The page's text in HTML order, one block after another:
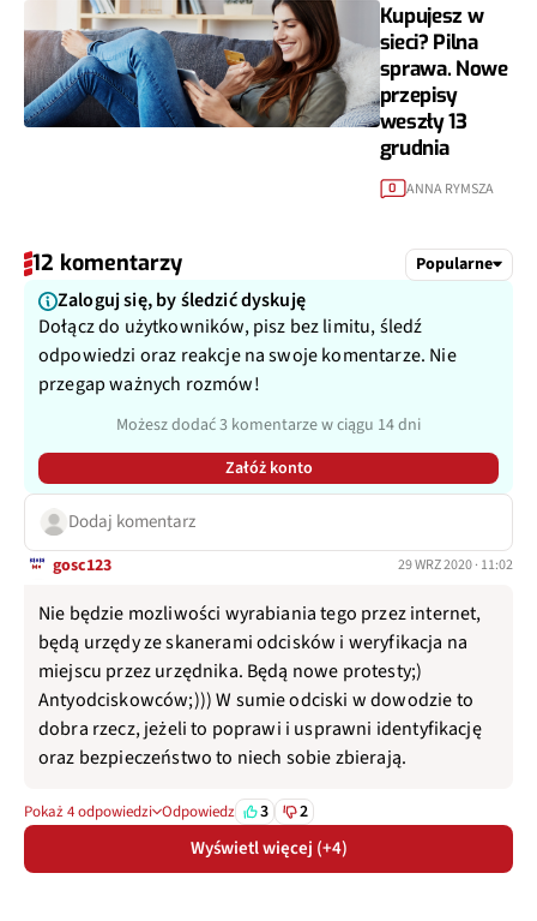
Kupujesz w
sieci? Pilna
sprawa. Nowe
przepisy
weszły 13
grudnia
0 ANNA RYMSZA
12 komentarzy Popularne
Zaloguj się, by śledzić dyskuję
Dołącz do użytkowników, pisz bez limitu, śledź
odpowiedzi oraz reakcje na swoje komentarze. Nie
przegap ważnych rozmów!
Możesz dodać 3 komentarze w ciągu 14 dni
Załóż konto
Dodaj komentarz
gosc123 29 WRZ 2020 · 11:02
Nie będzie mozliwości wyrabiania tego przez internet,
będą urzędy ze skanerami odcisków i weryfikacja na
miejscu przez urzędnika. Będą nowe protesty;)
Antyodciskowców;))) W sumie odciski w dowodzie to
dobra rzecz, jeżeli to poprawi i usprawni identyfikację
oraz bezpieczeństwo to niech sobie zbierają.
Pokaż 4 odpowiedzi Odpowiedz 3 2
Wyświetl więcej (+4)